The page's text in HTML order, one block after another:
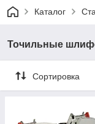
Каталог
Точильные
Сортировка